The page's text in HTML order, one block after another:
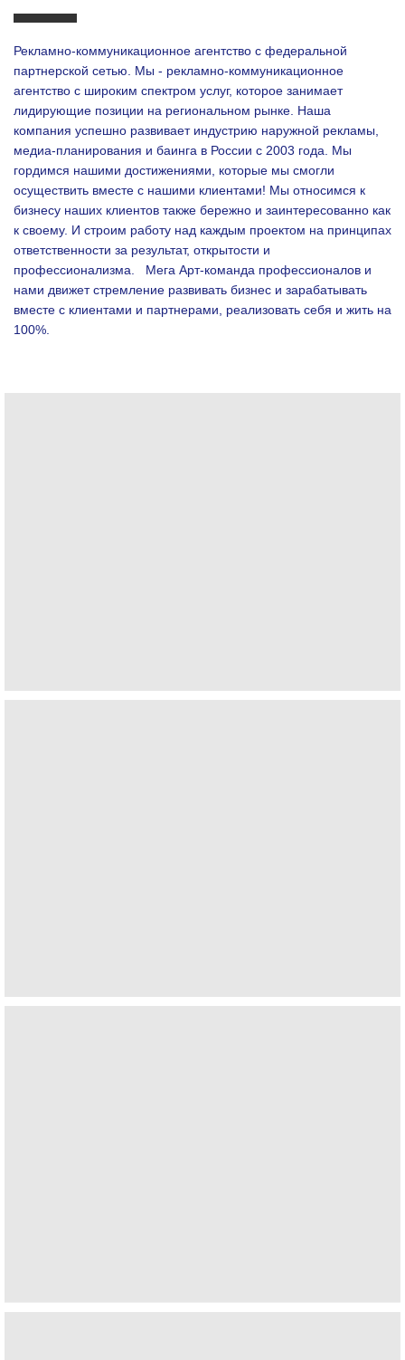
Рекламно-коммуникационное агентство с федеральной
партнерской сетью. Мы - рекламно-коммуникационное
агентство с широким спектром услуг, которое занимает
лидирующие позиции на региональном рынке. Наша
компания успешно развивает индустрию наружной рекламы,
медиа-планирования и баинга в России с 2003 года. Мы
гордимся нашими достижениями, которые мы смогли
осуществить вместе с нашими клиентами! Мы относимся к
бизнесу наших клиентов также бережно и заинтересованно как
к своему. И строим работу над каждым проектом на принципах
ответственности за результат, открытости и
профессионализма. Мега Арт-команда профессионалов и
нами движет стремление развивать бизнес и зарабатывать
вместе с клиентами и партнерами, реализовать себя и жить на
100%.